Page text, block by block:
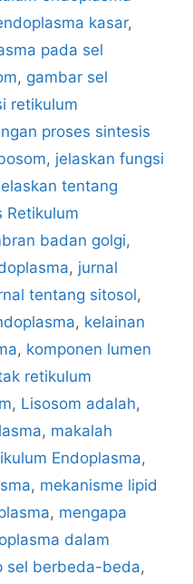
kasar,
pada sel
, gambar sel
retikulum
proses sintesis
, jelaskan fungsi
tentang
Retikulum
badan golgi,
, jurnal
tentang sitosol,
, kelainan
, komponen lumen
retikulum
, Lisosom adalah,
, makalah
Endoplasma,
, mekanisme lipid
, mengapa
dalam
sel berbeda-beda,